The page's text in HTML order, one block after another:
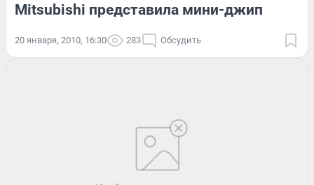
Mitsubishi представила мини-джип
20 января, 2010, 16:30 283 Обсудить